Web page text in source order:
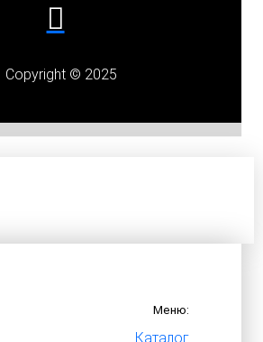
Copyright © 2025
Меню:
Каталог